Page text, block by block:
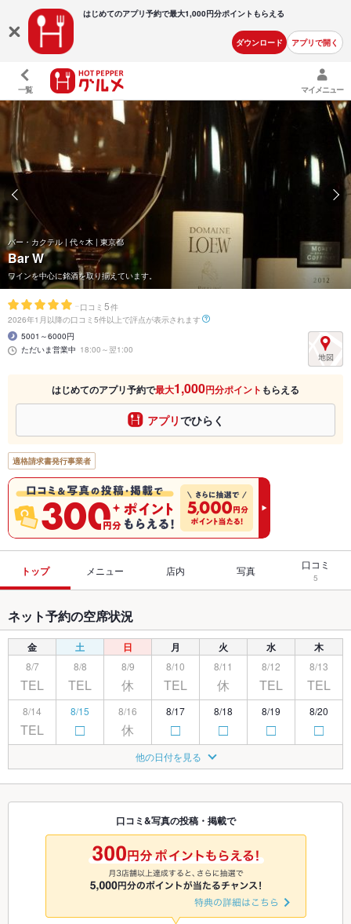
はじめてのアプリ予約で最大1,000円分ポイントもらえる
ダウンロード アプリで開く
一覧 マイメニュー
バー・カクテル | 代々木 | 東京都
Bar W
ワインを中心に銘酒を取り揃えています。
- 口コミ 5件
2026年1月以降の口コミ5件以上で評点が表示されます
5001～6000円
ただいま営業中 18:00～翌1:00
はじめてのアプリ予約で最大1,000円分ポイント もらえる
アプリでひらく
適格請求書発行事業者
トップ メニュー 店内 写真 口コミ
5
ネット予約の空席状況
金 土 日 月 火 水 木
8/7
TEL
8/8
TEL
8/9
休
8/10
TEL
8/11
休
8/12
TEL
8/13
TEL
8/14
TEL
8/15
□
8/16
休
8/17
□
8/18
□
8/19
□
8/20
□
□ □
8/23
休
8/24
□
8/25
□ □ □
8/28 8/29 8/30
休
8/31
□
9/1
□
9/2 9/3
9/6
休 □ □
他の日付を見る
口コミ&写真の投稿・掲載で